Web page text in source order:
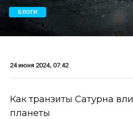
БЛОГИ
24 июня 2024, 07:42
Как транзиты Сатурна
планеты